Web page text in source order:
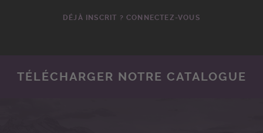
DÉJÀ INSCRIT ? CONNECTEZ-VOUS
TÉLÉCHARGER NOTRE CATALOGUE